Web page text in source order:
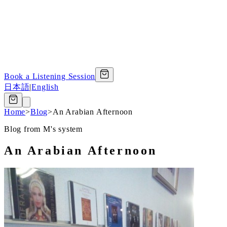
Book a Listening Session
日本語|English
Home>Blog>An Arabian Afternoon
Blog from M's system
An Arabian Afternoon